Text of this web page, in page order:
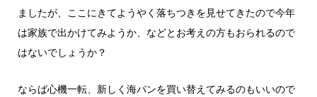
ましたが、ここにきてようやく落ちつきを見せてきたので今年
は家族で出かけてみようか、などとお考えの方もおられるので
はないでしょうか？
ならば心機一転、新しく海パンを買い替えてみるのもいいので